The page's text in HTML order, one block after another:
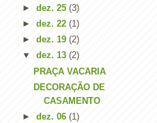
►dez. 25(3)
►dez. 22(1)
►dez. 19(2)
▼dez. 13(2)
PRAÇA VACARIA
DECORAÇÃO DE
CASAMENTO
►dez. 06(1)